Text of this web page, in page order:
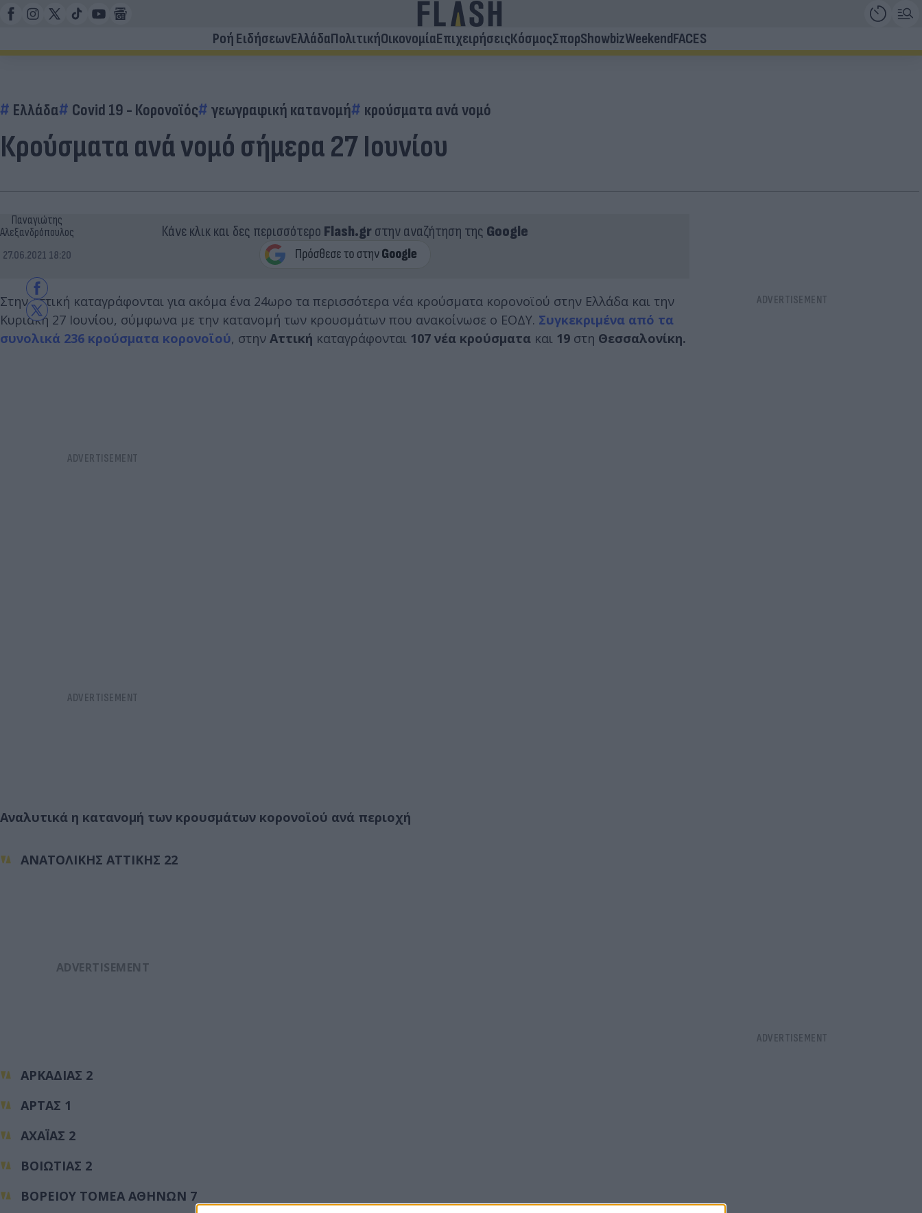
Ροή ΕιδήσεωνΕλλάδαΠολιτικήΟικονομίαΕπιχειρήσειςΚόσμοςΣπορShowbizWeekendFACES
Ελλάδα Covid 19 - Κορονοϊός γεωγραφική κατανομή κρούσματα ανά νομό
Κρούσματα ανά νομό σήμερα 27 Ιουνίου
Παναγιώτης
Αλεξανδρόπουλος
27.06.2021 18:20
Κάνε κλικ και δες περισσότερο Flash.grστην αναζήτηση της Google
Στην Αττική καταγράφονται για ακόμα ένα 24ωρο τα περισσότερα νέα κρούσματα κορονοϊού στην Ελλάδα και την
Κυριακή 27 Ιουνίου, σύμφωνα με την κατανομή των κρουσμάτων που ανακοίνωσε ο ΕΟΔΥ. Συγκεκριμένα από τα
συνολικά 236 κρούσματα κορονοϊού, στην Αττική καταγράφονται 107 νέα κρούσματα και 19 στη Θεσσαλονίκη.
Αναλυτικά η κατανομή των κρουσμάτων κορονοϊού ανά περιοχή
ΑΝΑΤΟΛΙΚΗΣ ΑΤΤΙΚΗΣ 22
ΑΡΚΑΔΙΑΣ 2
ΑΡΤΑΣ 1
ΑΧΑΪΑΣ 2
ΒΟΙΩΤΙΑΣ 2
ΒΟΡΕΙΟΥ ΤΟΜΕΑ ΑΘΗΝΩΝ 7